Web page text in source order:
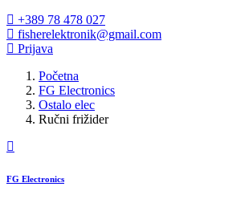
+389 78 478 027
fisherelektronik@gmail.com
Prijava
Početna
FG Electronics
Ostalo elec
Ručni frižider
FG Electronics